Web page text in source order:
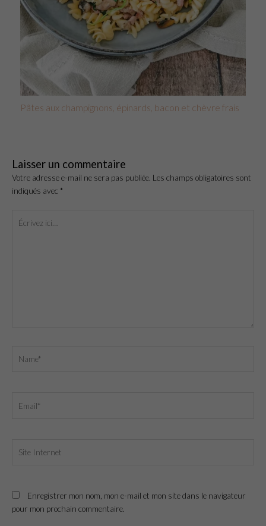
Pâtes aux champignons, épinards, bacon et chèvre frais
Laisser un commentaire
Votre adresse e-mail ne sera pas publiée. Les champs obligatoires sont
indiqués avec *
ici…
Internet
Enregistrer mon nom, mon e-mail et mon site dans le navigateur
pour mon prochain commentaire.